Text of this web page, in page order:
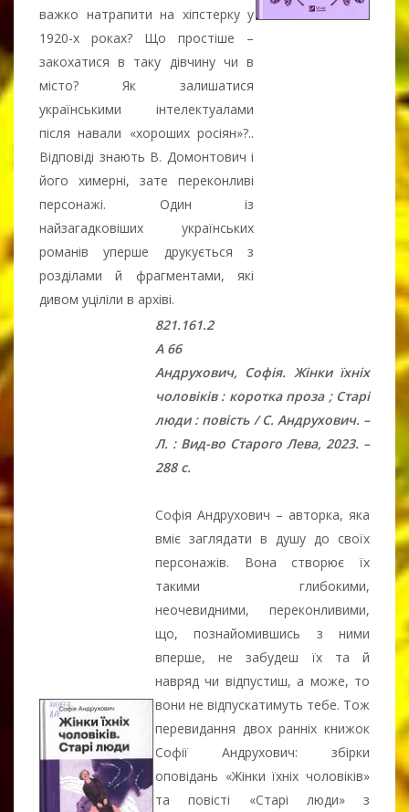
важко натрапити на хіпстерку у
1920-х роках? Що простіше –
закохатися в таку дівчину чи в
місто? Як залишатися
українськими інтелектуалами
після навали «хороших росіян»?..
Відповіді знають В. Домонтович і
його химерні, зате переконливі
персонажі. Один із
найзагадковіших українських
романів уперше друкується з
розділами й фрагментами, які
дивом уціліли в архіві.
821.161.2
А 66
Андрухович, Софія. Жінки їхніх
чоловіків : коротка проза ; Старі
люди : повість / С. Андрухович. –
Л. : Вид-во Старого Лева, 2023. –
288 с.
Софія Андрухович – авторка, яка
вміє заглядати в душу до своїх
персонажів. Вона створює їх
такими глибокими,
неочевидними, переконливими,
що, познайомившись з ними
вперше, не забудеш їх та й
навряд чи відпустиш, а може, то
вони не відпускатимуть тебе. Тож
перевидання двох ранніх книжок
Софії Андрухович: збірки
оповідань «Жінки їхніх чоловіків»
та повісті «Старі люди» з